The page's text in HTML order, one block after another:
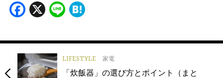
Facebook
X Line
LIFESTYLE 家電
「炊飯器」の選び方とポイント（まと